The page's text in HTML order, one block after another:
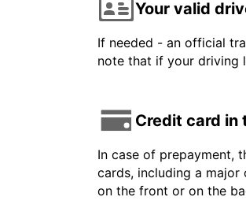
Your valid
If needed - an official
note that if your driving
Credit card in
In case of prepayment,
cards, including a major
on the front or on the